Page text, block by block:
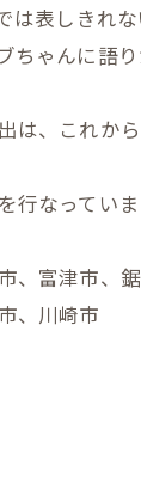
表しきれ
ゃんに語
、これか
なってい
富津市、
、川崎市